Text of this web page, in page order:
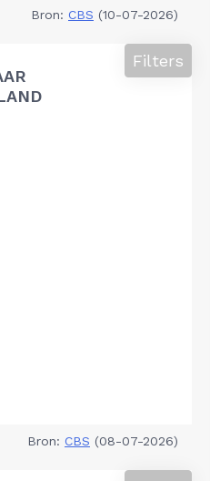
Bron: CBS (10-07-2026)
Filters
Bron: CBS (08-07-2026)